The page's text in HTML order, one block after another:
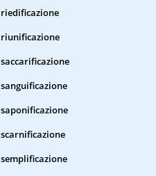
riedificazione
riunificazione
saccarificazione
sanguificazione
saponificazione
scarnificazione
semplificazione